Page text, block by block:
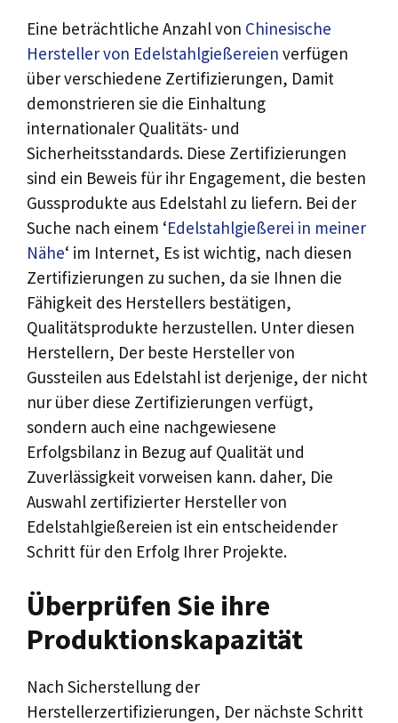
Eine beträchtliche Anzahl von Chinesische
Hersteller von Edelstahlgießereien verfügen
über verschiedene Zertifizierungen, Damit
demonstrieren sie die Einhaltung
internationaler Qualitäts- und
Sicherheitsstandards. Diese Zertifizierungen
sind ein Beweis für ihr Engagement, die besten
Gussprodukte aus Edelstahl zu liefern. Bei der
Suche nach einem ‘Edelstahlgießerei in meiner
Nähe‘ im Internet, Es ist wichtig, nach diesen
Zertifizierungen zu suchen, da sie Ihnen die
Fähigkeit des Herstellers bestätigen,
Qualitätsprodukte herzustellen. Unter diesen
Herstellern, Der beste Hersteller von
Gussteilen aus Edelstahl ist derjenige, der nicht
nur über diese Zertifizierungen verfügt,
sondern auch eine nachgewiesene
Erfolgsbilanz in Bezug auf Qualität und
Zuverlässigkeit vorweisen kann. daher, Die
Auswahl zertifizierter Hersteller von
Edelstahlgießereien ist ein entscheidender
Schritt für den Erfolg Ihrer Projekte.
Überprüfen Sie ihre
Produktionskapazität
Nach Sicherstellung der
Herstellerzertifizierungen, Der nächste Schritt